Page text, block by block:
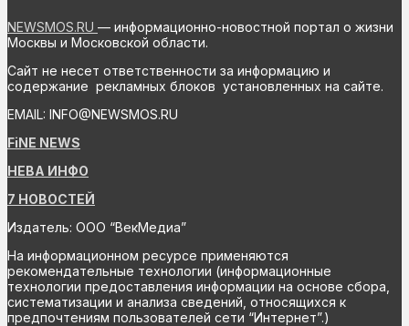
NEWSMOS.RU — информационно-новостной портал о жизни
Москвы и Московской области.
Сайт не несет ответственности за информацию и
содержание рекламных блоков установленных на сайте.
EMAIL: INFO@NEWSMOS.RU
FiNE NEWS
НЕВА ИНФО
7 НОВОСТЕЙ
Издатель: ООО “ВекМедиа”
На информационном ресурсе применяются
рекомендательные технологии (информационные
технологии предоставления информации на основе сбора,
систематизации и анализа сведений, относящихся к
предпочтениям пользователей сети “Интернет”.)